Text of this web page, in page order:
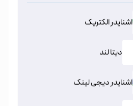
اشنایدر الکتریک
دیتا لند
اشنایدر دیجی لینک